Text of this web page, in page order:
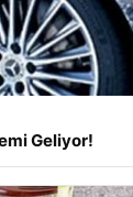
Geliyor!